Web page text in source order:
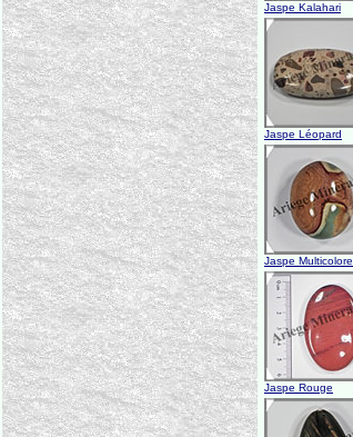
Jaspe Kalahari
Jaspe Léopard
Jaspe Multicolore
Jaspe Rouge